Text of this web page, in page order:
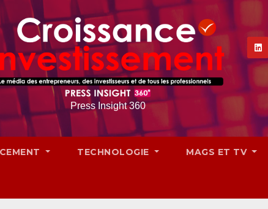
Press Insight 360
TECHNOLOGIE MAGS ET TV